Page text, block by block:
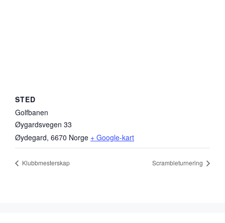
STED
Golfbanen
Øygardsvegen 33
Øydegard, 6670 Norge + Google-kart
Klubbmesterskap Scrambleturnering